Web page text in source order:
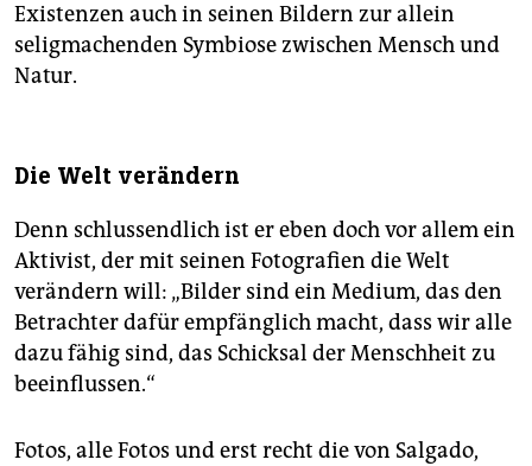
Existenzen auch in seinen Bildern zur allein
seligmachenden Symbiose zwischen Mensch und
Natur.
Die Welt verändern
Denn schlussendlich ist er eben doch vor allem ein
Aktivist, der mit seinen Fotografien die Welt
verändern will: „Bilder sind ein Medium, das den
Betrachter dafür empfänglich macht, dass wir alle
dazu fähig sind, das Schicksal der Menschheit zu
beeinflussen.“
Fotos, alle Fotos und erst recht die von Salgado,